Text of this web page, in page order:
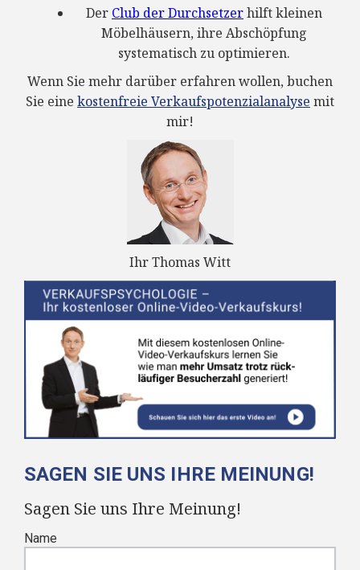
Der Club der Durchsetzerhilft kleinen
Möbelhäusern, ihre Abschöpfung
systematisch zu optimieren.
Wenn Sie mehr darüber erfahren wollen, buchen
Sie eine kostenfreie Verkaufspotenzialanalyse mit
mir!
Ihr Thomas Witt
SAGEN SIE UNS IHRE MEINUNG!
Sagen Sie uns Ihre Meinung!
Name